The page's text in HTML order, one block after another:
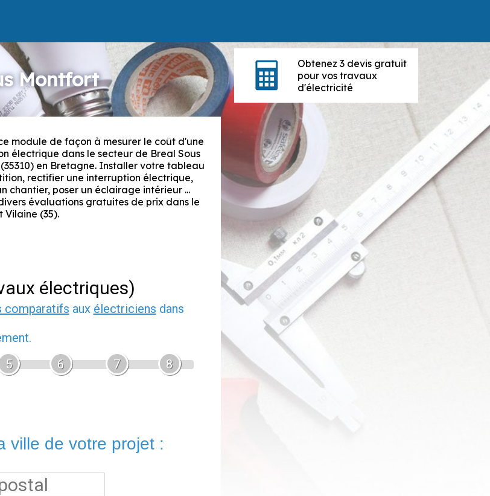
Montfort
module de façon à mesurer le coût d'une
électrique dans le secteur de Breal Sous
en Bretagne. Installer votre tableau
rectifier une interruption électrique,
chantier, poser un éclairage intérieur ...
évaluations gratuites de prix dans le
(35).
électriques)
comparatifs aux électriciens dans
5 6 7 8
ville de votre projet :
Obtenez 3 devis gratuit
pour vos travaux
d'électricité